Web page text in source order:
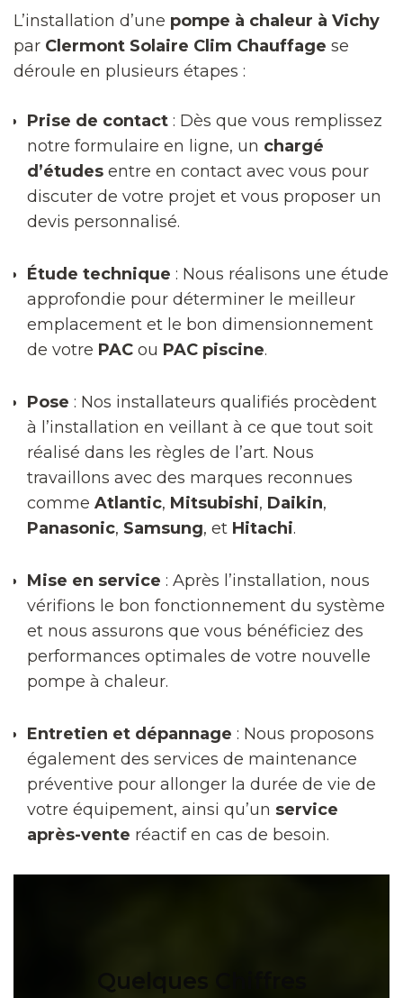
L’installation d’une pompe à chaleur à Vichy
par Clermont Solaire Clim Chauffage se
déroule en plusieurs étapes :
Prise de contact : Dès que vous remplissez
notre formulaire en ligne, un chargé
d’études entre en contact avec vous pour
discuter de votre projet et vous proposer un
devis personnalisé.
Étude technique : Nous réalisons une étude
approfondie pour déterminer le meilleur
emplacement et le bon dimensionnement
de votre PAC ou PAC piscine.
Pose : Nos installateurs qualifiés procèdent
à l’installation en veillant à ce que tout soit
réalisé dans les règles de l’art. Nous
travaillons avec des marques reconnues
comme Atlantic, Mitsubishi, Daikin,
Panasonic, Samsung, et Hitachi.
Mise en service : Après l’installation, nous
vérifions le bon fonctionnement du système
et nous assurons que vous bénéficiez des
performances optimales de votre nouvelle
pompe à chaleur.
Entretien et dépannage : Nous proposons
également des services de maintenance
préventive pour allonger la durée de vie de
votre équipement, ainsi qu’un service
après-vente réactif en cas de besoin.
Quelques Chiffres